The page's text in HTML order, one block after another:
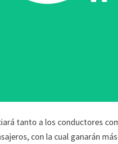
tanto a los conductores
con la cual ganarán